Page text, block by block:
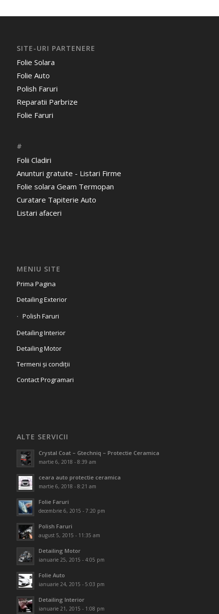
SITE-URI PARTENERE
Folie Solara
Folie Auto
Polish Faruri
Reparatii Parbrize
Folie Faruri
#
Folii Cladiri
Anunturi gratuite - Listari Firme
Folie solara Geam Termopan
Curatare Tapiterie Auto
Listari afaceri
MENIU SITE
Prima Pagina
Detailing Exterior
Polish Faruri
Detailing Interior
Detailing Motor
Termeni și condiții
Contact Programari
ALTE SERVICII
Crystal Coat – Gtechniq – Protectie Ceramica
martie 6, 2018 - 8:39 am
ceara auto protectie ceramica
martie 6, 2018 - 8:21 am
Folie Faruri
decembrie 6, 2015 - 7:20 pm
Polish Faruri
august 5, 2015 - 11:35 am
Detailing Motor
ianuarie 25, 2015 - 4:05 pm
Folie Auto
ianuarie 24, 2015 - 5:03 pm
Detailing Interior
ianuarie 21, 2015 - 1:08 pm